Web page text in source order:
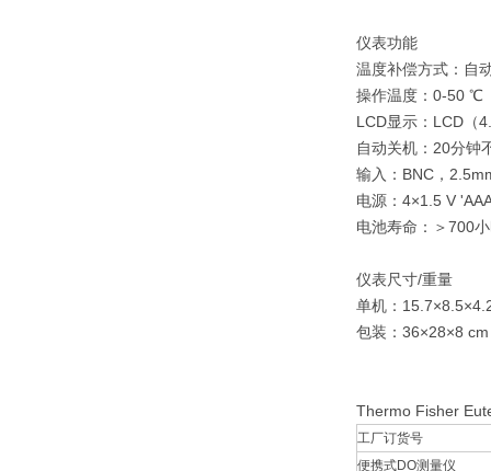
仪表功能
温度补偿方式：自
操作温度：0-50 ℃
LCD显示：LCD（
自动关机：20分钟
输入：BNC，
电源：4×1.5 V
电池寿命：＞700
仪表尺寸/重量
单机：
包装：36×28×8
Thermo Fisher
工厂订货号
便携式DO测量仪